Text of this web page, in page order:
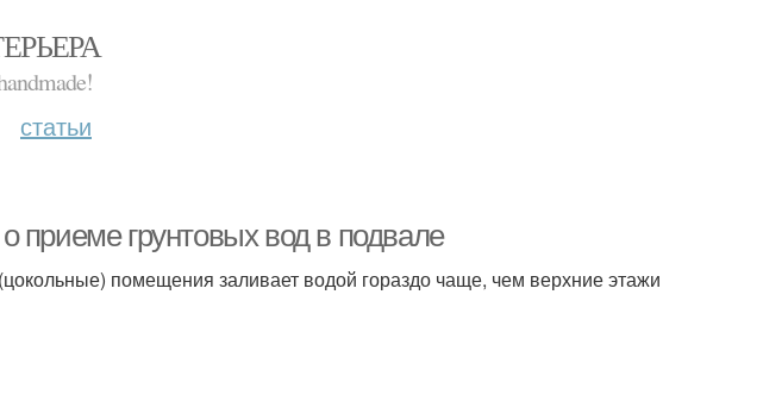
статьи
приеме грунтовых вод в подвале
помещения заливает водой гораздо чаще, чем верхние этажи